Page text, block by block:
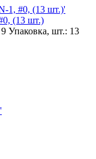
(13 шт.)
Упаковка, шт.: 13